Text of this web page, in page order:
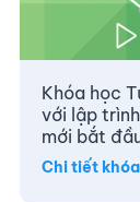
Khóa học
với lập
mới bắt
Chi tiết